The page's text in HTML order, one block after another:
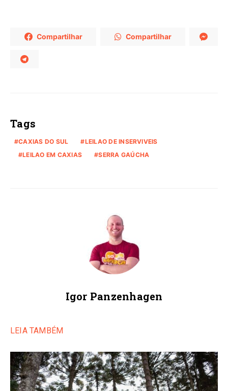
Compartilhar Compartilhar
Tags
CAXIAS DO SUL
LEILAO DE INSERVIVEIS
LEILAO EM CAXIAS
SERRA GAÚCHA
Igor Panzenhagen
LEIA TAMBÉM